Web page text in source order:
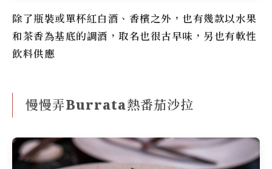
除了瓶裝或單杯紅白酒、香檳之外，也有幾款以水果
和茶香為基底的調酒，取名也很古早味，另也有軟性
飲料供應
慢慢弄Burrata熱番茄沙拉